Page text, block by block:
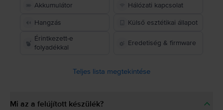
Akkumulátor Hálózati kapcsolat
Hangzás
Külső esztétikai állapot
Érintkezett-e
folyadékkal
Eredetiség & firmware
Teljes lista megtekintése
Mi az a felújított készülék?